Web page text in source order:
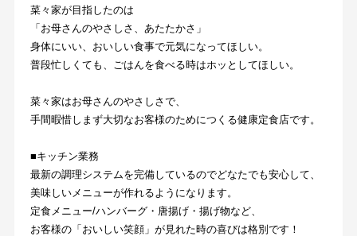
菜々家が目指したのは
「お母さんのやさしさ、あたたかさ」
身体にいい、おいしい食事で元気になってほしい。
普段忙しくても、ごはんを食べる時はホッとしてほしい。
菜々家はお母さんのやさしさで、
手間暇惜しまず大切なお客様のためにつくる健康定食店です。
■キッチン業務
最新の調理システムを完備しているのでどなたでも安心して、
美味しいメニューが作れるようになります。
定食メニュー/ハンバーグ・唐揚げ・揚げ物など、
お客様の「おいしい笑顔」が見れた時の喜びは格別です！